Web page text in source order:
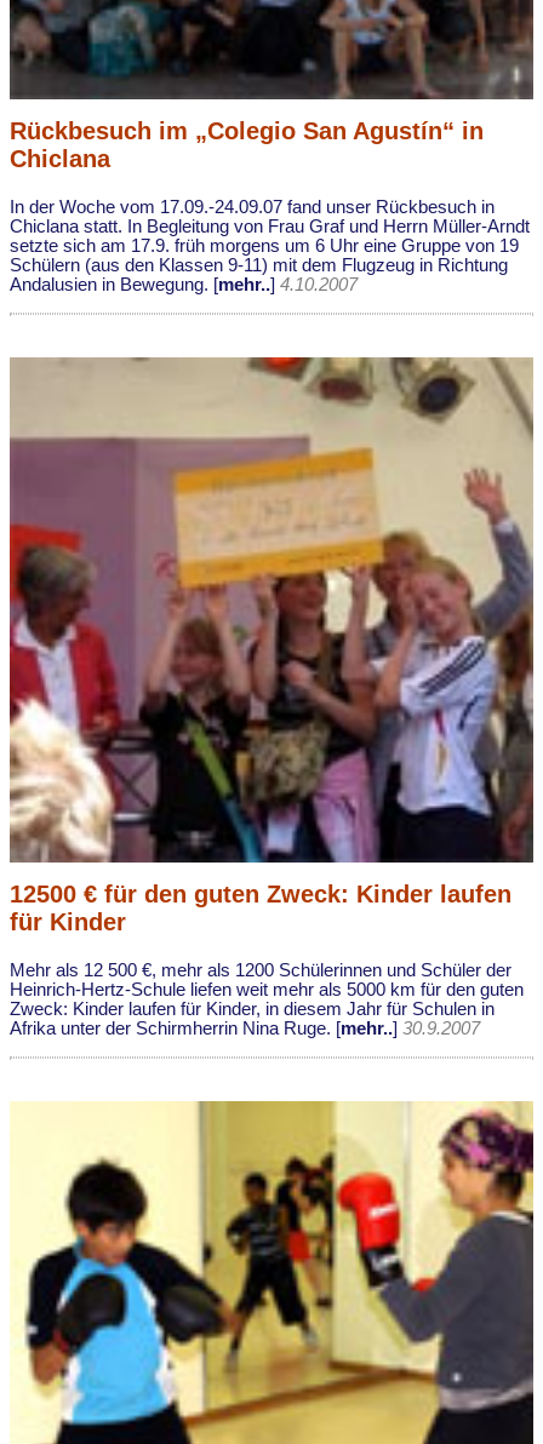
Rückbesuch im „Colegio San Agustín“ in
Chiclana
In der Woche vom 17.09.-24.09.07 fand unser Rückbesuch in
Chiclana statt. In Begleitung von Frau Graf und Herrn Müller-Arndt
setzte sich am 17.9. früh morgens um 6 Uhr eine Gruppe von 19
Schülern (aus den Klassen 9-11) mit dem Flugzeug in Richtung
Andalusien in Bewegung. [mehr..] 4.10.2007
12500 € für den guten Zweck: Kinder laufen
für Kinder
Mehr als 12 500 €, mehr als 1200 Schülerinnen und Schüler der
Heinrich-Hertz-Schule liefen weit mehr als 5000 km für den guten
Zweck: Kinder laufen für Kinder, in diesem Jahr für Schulen in
Afrika unter der Schirmherrin Nina Ruge. [mehr..] 30.9.2007